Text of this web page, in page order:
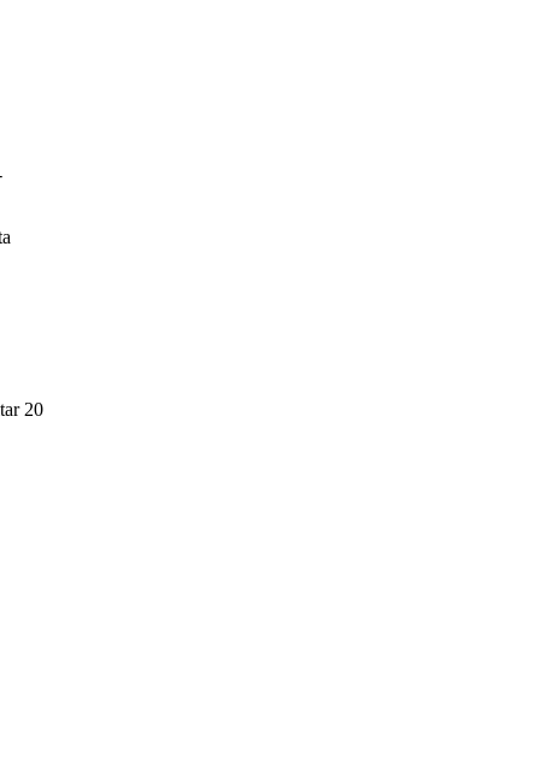
20